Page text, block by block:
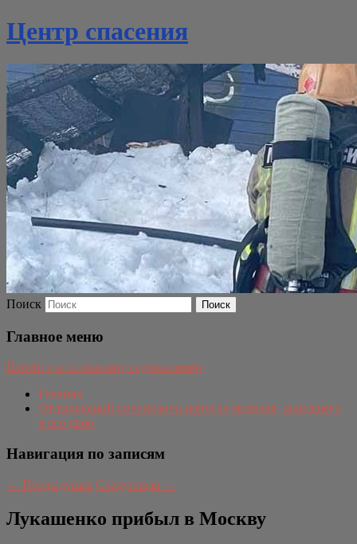
Центр спасения
Поиск
Главное меню
Перейти к основному содержимому
Главная
Отдыхающий американец напугал медведя, зашедшего
в его двор
Навигация по записям
← Предыдущая Следующая →
Лукашенко прибыл в Москву